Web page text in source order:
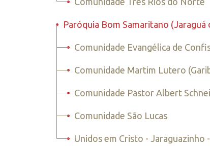
• Paróquia Bom Samaritano (Jaraguá
• Comunidade Evangélica de
• Comunidade Martim Lutero
• Comunidade Pastor Albert
• Comunidade São Lucas
• Unidos em Cristo - Jaraguazinho